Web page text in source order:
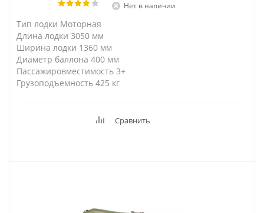
Нет в наличии
Тип лодки Моторная
Длина лодки 3050 мм
Ширина лодки 1360 мм
Диаметр баллона 400 мм
Пассажировместимость 3+
Грузоподъемность 425 кг
Сравнить